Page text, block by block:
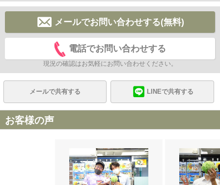
メールでお問い合わせする(無料)
電話でお問い合わせする
現況の確認はお気軽にお問い合わせください。
メールで共有する LINEで共有する
お客様の声